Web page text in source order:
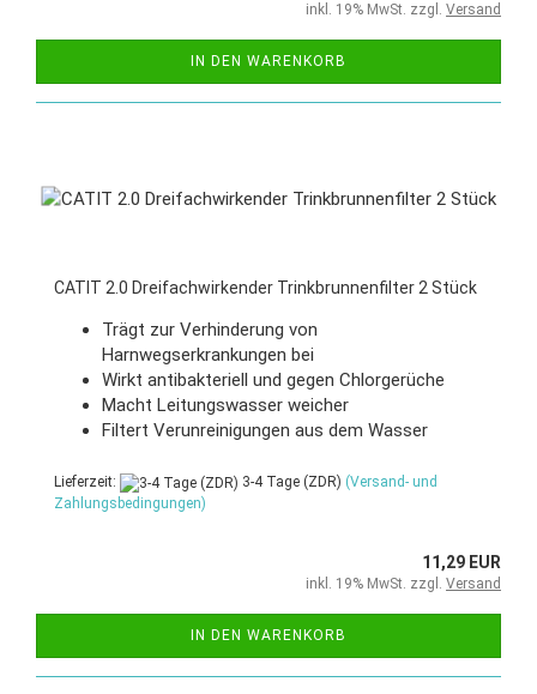
inkl. 19% MwSt. zzgl. Versand
IN DEN WARENKORB
CATIT 2.0 Dreifachwirkender Trinkbrunnenfilter 2 Stück
Trägt zur Verhinderung von
Harnwegserkrankungen bei
Wirkt antibakteriell und gegen Chlorgerüche
Macht Leitungswasser weicher
Filtert Verunreinigungen aus dem Wasser
Lieferzeit: 3-4 Tage (ZDR) (Versand- und
Zahlungsbedingungen)
11,29 EUR
inkl. 19% MwSt. zzgl. Versand
IN DEN WARENKORB